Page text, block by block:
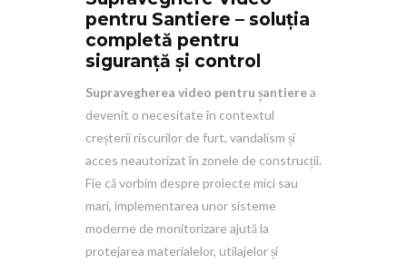
pentru Santiere – soluția
completă pentru
siguranță și control
Supravegherea video pentru șantierea
devenit o necesitate în contextul
creșterii riscurilor de furt, vandalism și
acces neautorizat în zonele de construcții.
Fie că vorbim despre proiecte mici sau
mari, implementarea unor sisteme
moderne de monitorizare ajută la
protejarea materialelor, utilajelor și